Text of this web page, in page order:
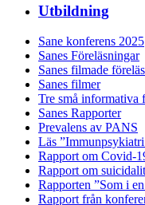
Utbildning
Sane konferens 2025
Sanes Föreläsningar
Sanes filmade
Sanes filmer
Tre små informativa
Sanes Rapporter
Prevalens av PANS
Läs
Rapport om Covid-
Rapport om
Rapporten ”Som i
Rapport från